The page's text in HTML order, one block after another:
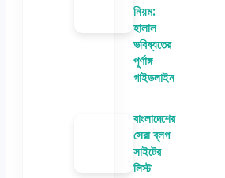
নিয়ম:
হালাল
ভবিষ্যতের
পূর্ণাঙ্গ
গাইডলাইন
বাংলাদেশের
সেরা ব্লগ
সাইটের
লিস্ট